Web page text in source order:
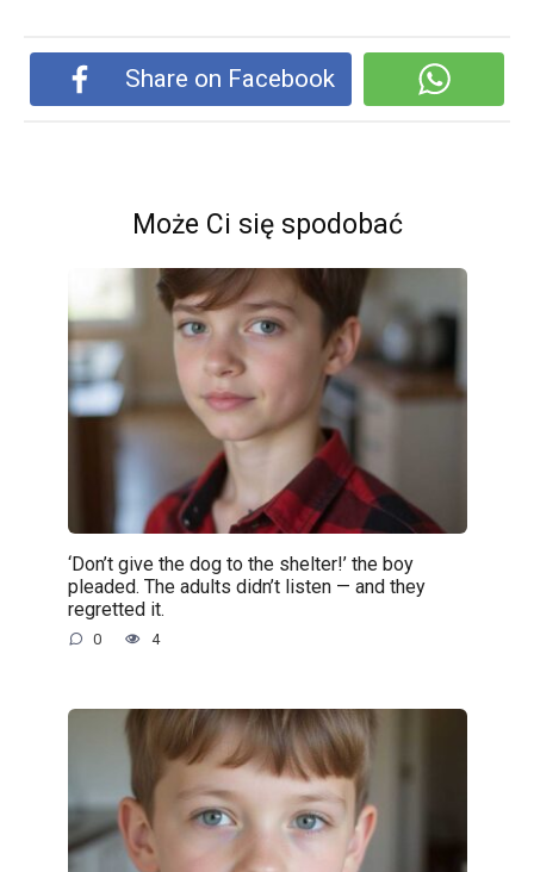
Share on Facebook
Może Ci się spodobać
‘Don’t give the dog to the shelter!’ the boy
pleaded. The adults didn’t listen — and they
regretted it.
0 4